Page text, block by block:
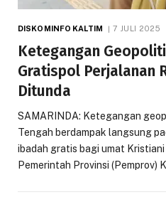
DISKOMINFO KALTIM 7 JULI 2025
Ketegangan
Gratispol Perjalanan
Ditunda
SAMARINDA: Ketegangan
Tengah berdampak langsung
ibadah gratis bagi umat
Pemerintah Provinsi (Pemprov)